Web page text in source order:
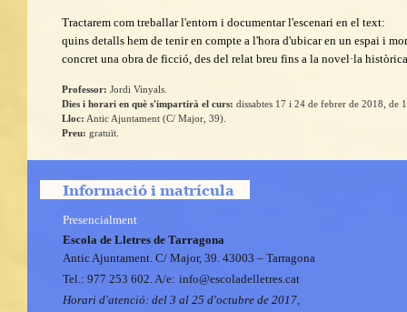
Tractarem com treballar l'entorn i documentar l'escenari en el text:
quins detalls hem de tenir en compte a l'hora d'ubicar en un espai i
concret una obra de ficció, des del relat breu fins a la novel·la
Professor: Jordi Vinyals
Dies i horari en què s'impartirà el curs: dissabtes 17 i 24 de febrer de 2018, de
Lloc: Antic Ajuntament (C/ Major, 39).
Preu: gratuït.
Informació i matrícula
Presencialment
Escola de Lletres de Tarragona
Antic Ajuntament. C/ Major, 39. 43003 – Tarragona
Tel.: 977 253 602. A/e: tac.sertelledalocse@ofni
Horari d'atenció: del 3 al 25 d'octubre de 2017,